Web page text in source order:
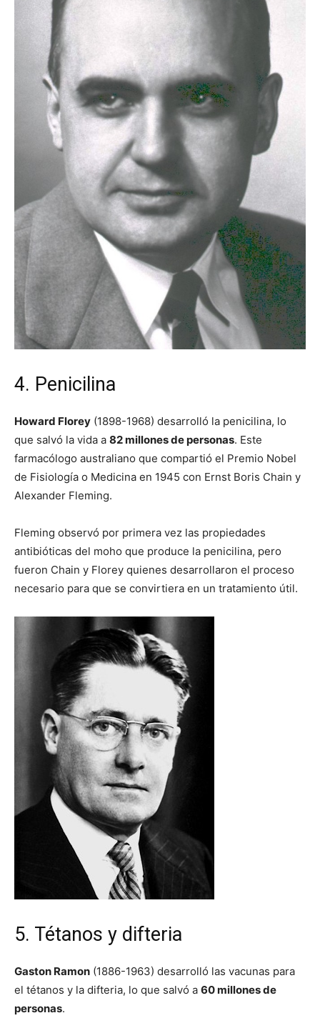
4. Penicilina
Howard Florey (1898-1968) desarrolló la penicilina, lo
que salvó la vida a 82 millones de personas. Este
farmacólogo australiano que compartió el Premio Nobel
de Fisiología o Medicina en 1945 con Ernst Boris Chain y
Alexander Fleming.
Fleming observó por primera vez las propiedades
antibióticas del moho que produce la penicilina, pero
fueron Chain y Florey quienes desarrollaron el proceso
necesario para que se convirtiera en un tratamiento útil.
5. Tétanos y difteria
Gaston Ramon (1886-1963) desarrolló las vacunas para
el tétanos y la difteria, lo que salvó a 60 millones de
personas.